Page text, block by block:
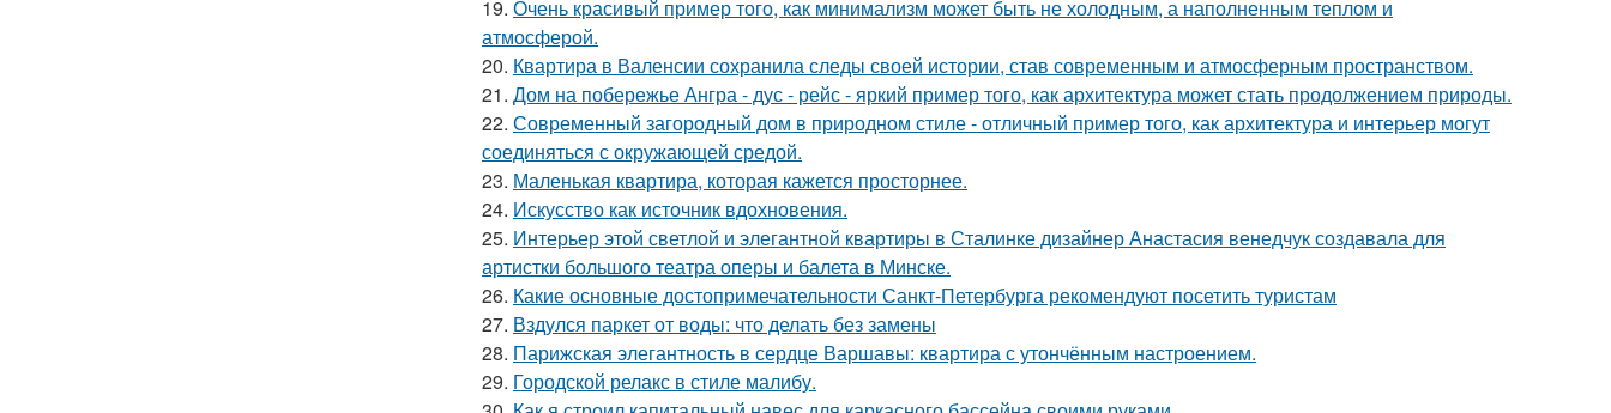
19. Очень красивый пример того, как минимализм может быть не холодным, а наполненным теплом и
атмосферой.
20. Квартира в Валенсии сохранила следы своей истории, став современным и атмосферным пространством.
21. Дом на побережье Ангра - дус - рейс - яркий пример того, как архитектура может стать продолжением природы.
22. Современный загородный дом в природном стиле - отличный пример того, как архитектура и интерьер могут
соединяться с окружающей средой.
23. Маленькая квартира, которая кажется просторнее.
24. Искусство как источник вдохновения.
25. Интерьер этой светлой и элегантной квартиры в Сталинке дизайнер Анастасия венедчук создавала для
артистки большого театра оперы и балета в Минске.
26. Какие основные достопримечательности Санкт-Петербурга рекомендуют посетить туристам
27. Вздулся паркет от воды: что делать без замены
28. Парижская элегантность в сердце Варшавы: квартира с утончённым настроением.
29. Городской релакс в стиле малибу.